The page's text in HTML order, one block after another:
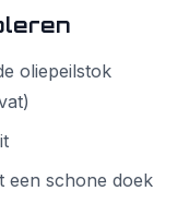
oliepeilstok
een schone doek